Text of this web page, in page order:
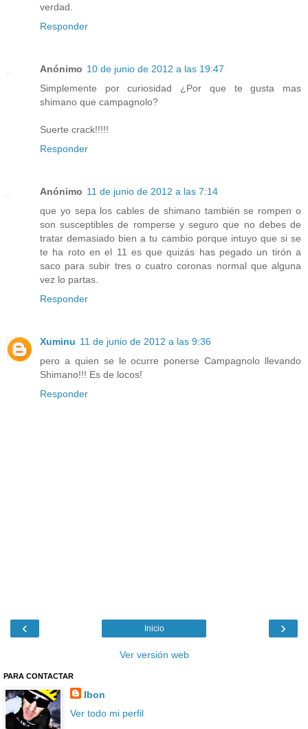
verdad.
Responder
Anónimo 10 de junio de 2012 a las 19:47
Simplemente por curiosidad ¿Por que te gusta mas
shimano que campagnolo?
Suerte crack!!!!!
Responder
Anónimo 11 de junio de 2012 a las 7:14
que yo sepa los cables de shimano también se rompen o
son susceptibles de romperse y seguro que no debes de
tratar demasiado bien a tu cambio porque intuyo que si se
te ha roto en el 11 es que quizás has pegado un tirón a
saco para subir tres o cuatro coronas normal que alguna
vez lo partas.
Responder
Xuminu 11 de junio de 2012 a las 9:36
pero a quien se le ocurre ponerse Campagnolo llevando
Shimano!!! Es de locos!
Responder
‹ ›
Inicio
Ver versión web
PARA CONTACTAR
Ibon
Ver todo mi perfil